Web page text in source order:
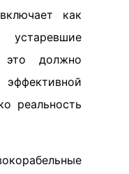
как
должно
реальность